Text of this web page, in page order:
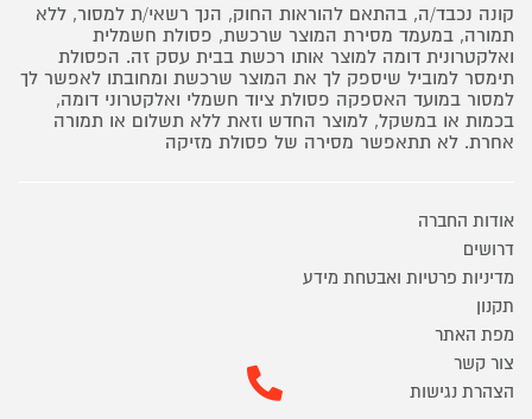
קונה נכבד/ה, בהתאם להוראות החוק, הנך רשאי/ת למסור, ללא
תמורה, במעמד מסירת המוצר שרכשת, פסולת חשמלית
ואלקטרונית דומה למוצר אותו רכשת בבית עסק זה. הפסולת
תימסר למוביל שיספק לך את המוצר שרכשת ומחובתו לאפשר לך
למסור במועד האספקה פסולת ציוד חשמלי ואלקטרוני דומה,
בכמות או במשקל, למוצר החדש וזאת ללא תשלום או תמורה
אחרת. לא תתאפשר מסירה של פסולת מזיקה
אודות החברה
דרושים
מדיניות פרטיות ואבטחת מידע
תקנון
מפת האתר
צור קשר
הצהרת נגישות